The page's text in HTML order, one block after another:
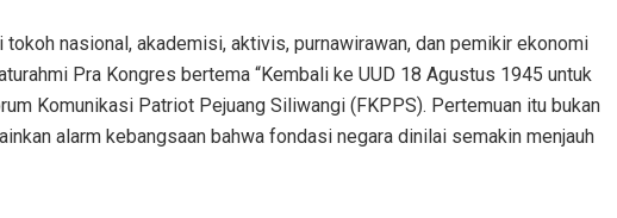
tokoh nasional, akademisi, aktivis, purnawirawan, dan pemikir ekonomi
Pra Kongres bertema “Kembali ke UUD 18 Agustus 1945 untuk
Komunikasi Patriot Pejuang Siliwangi (FKPPS). Pertemuan itu bukan
alarm kebangsaan bahwa fondasi negara dinilai semakin menjauh